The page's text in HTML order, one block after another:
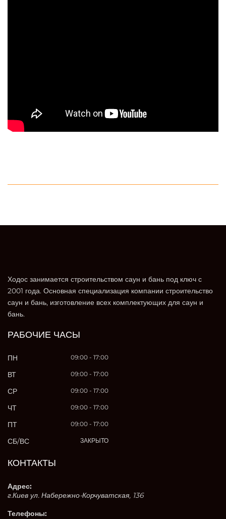
Ходос занимается строительством саун и бань под ключ с
2001 года. Основная специализация компании строительство
саун и бань, изготовление всех комплектующих для саун и
бань.
РАБОЧИЕ ЧАСЫ
ПН 09:00 - 17:00
ВТ 09:00 - 17:00
СР 09:00 - 17:00
ЧТ 09:00 - 17:00
ПТ 09:00 - 17:00
СБ/ВС ЗАКРЫТО
КОНТАКТЫ
Адрес:
г.Киев ул. Набережно-Корчуватская, 136
Телефоны: